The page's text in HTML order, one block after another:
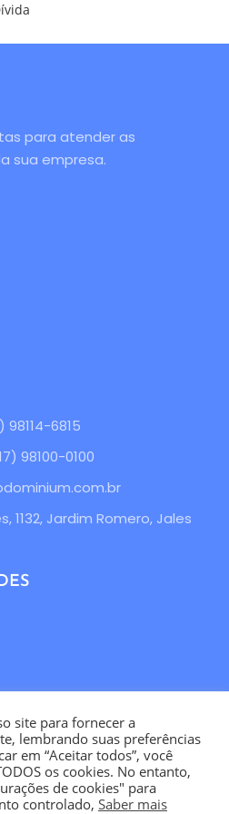
para atender as
sua empresa.
98114-6815
98100-0100
1132, Jardim Romero, Jales
Termos de uso
site para fornecer a
lembrando suas preferências
em “Aceitar todos”, você
os cookies. No entanto,
de cookies" para
controlado, Saber mais